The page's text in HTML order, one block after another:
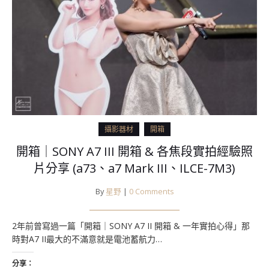
攝影器材 開箱
開箱｜SONY A7 III 開箱 & 各焦段實拍經驗照
片分享 (a73、a7 Mark III、ILCE-7M3)
By 星野 | 0 Comments
2年前曾寫過一篇「開箱｜SONY A7 II 開箱 & 一年實拍心得」那
時對A7 II最大的不滿意就是電池蓄航力…
分享：